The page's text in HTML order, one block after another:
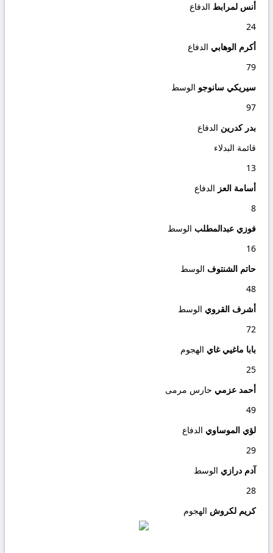
أنس لمرابط الدفاع
24
أكرم الوهابي الدفاع
79
سيريكي سانوجو الوسط
97
بدر كدرين الدفاع
قائمة البدلاء
13
أسامة العز الدفاع
8
فوزي عبدالمطلب الوسط
16
حاتم الشنتوف الوسط
48
أشرف القروي الوسط
72
بابا ماغيي غاي الهجوم
25
أحمد عزمي حارس مرمى
49
لؤي الموساوي الدفاع
29
آدم درازي الوسط
28
كريم لكروش الهجوم